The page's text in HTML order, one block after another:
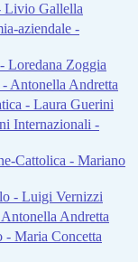
Livio Gallella
aziendale -
Loredana Zoggia
Antonella Andretta
- Laura Guerini
Internazionali -
Cattolica - Mariano
- Luigi Vernizzi
Andretta
- Maria Concetta